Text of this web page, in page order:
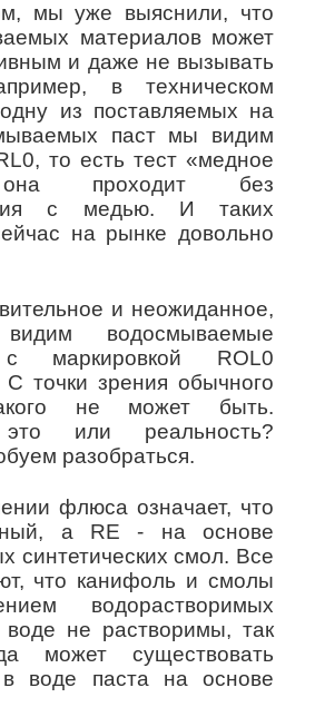
мы уже выяснили, что
материалов может
и даже не вызывать
в техническом
из поставляемых на
паст мы видим
0, то есть тест «медное
она проходит без
с медью. И таких
на рынке довольно
и неожиданное,
водосмываемые
с маркировкой ROL0
точки зрения обычного
не может быть.
это или реальность?
разобраться.
флюса означает, что
а RE - на основе
синтетических смол. Все
что канифоль и смолы
водорастворимых
не растворимы, так
может существовать
в воде паста на основе